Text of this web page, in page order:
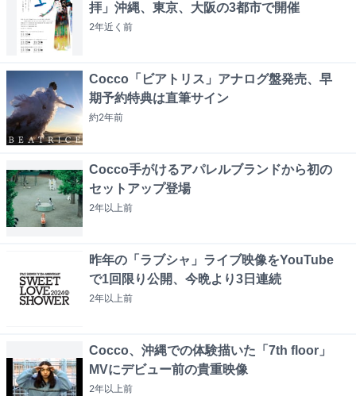
拝」沖縄、東京、大阪の3都市で開催
2年近く 前
Cocco「ビアトリス」アナログ盤発売、早
期予約特典は直筆サイン
約2年前
Cocco手がけるアパレルブランドから初の
セットアップ登場
2年以上前
昨年の「ラブシャ」ライブ映像をYouTube
で1回限り公開、今晩より3日連続
2年以上前
Cocco、沖縄での体験描いた「7th floor」
MVにデビュー前の貴重映像
2年以上前